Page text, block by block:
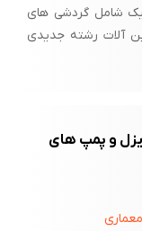
نموده و از بکار بردن
این صورت گوشه های
هایی مشکل خواهد
و بعد کپه یاتاقان
صورتیکه پس از باز
، با ضربه چکش
ها را عقب زده و
شامل گردشی های
آلات رشته جدیدی
و پمپ های